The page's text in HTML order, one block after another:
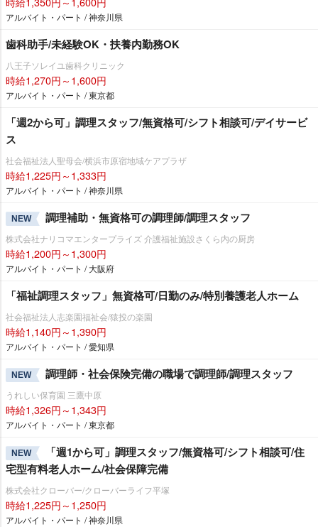
アルバイト・パート / 神奈川県
歯科助手/未経験OK・扶養内勤務OK
八王子ソレイユ歯科クリニック
時給1,270円～1,600円
アルバイト・パート / 東京都
「週2から可」調理スタッフ/無資格可/シフト相談可/デイサービ
ス
社会福祉法人聖母会/横浜市原宿地域ケアプラザ
時給1,225円～1,333円
アルバイト・パート / 神奈川県
NEW 調理補助・無資格可の調理師/調理スタッフ
株式会社ナリコマエンタープライズ 介護福祉施設さくら内の厨房
時給1,200円～1,300円
アルバイト・パート / 大阪府
「福祉調理スタッフ」無資格可/日勤のみ/特別養護老人ホーム
社会福祉法人志楽園福祉会/猿投の楽園
時給1,140円～1,390円
アルバイト・パート / 愛知県
NEW 調理師・社会保険完備の職場で調理師/調理スタッフ
うれしい保育園 三鷹中原
時給1,326円～1,343円
アルバイト・パート / 東京都
NEW
「週1から可」調理スタッフ/無資格可/シフト相談可/住
宅型有料老人ホーム/社会保障完備
株式会社クローバー/クローバーライフ平塚
時給1,225円～1,250円
アルバイト・パート / 神奈川県